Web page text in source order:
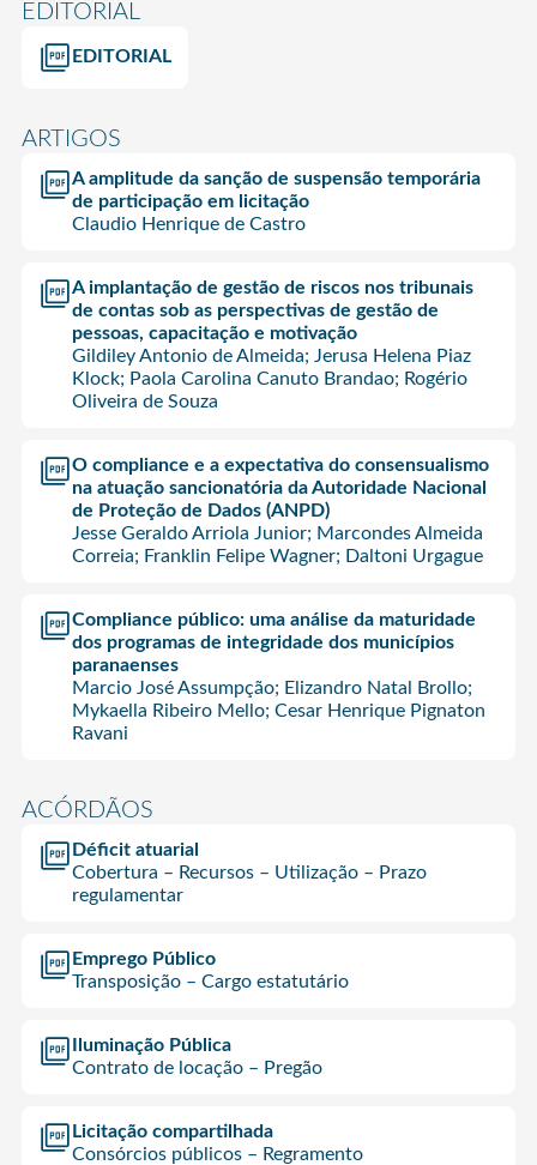
EDITORIAL
EDITORIAL
ARTIGOS
A amplitude da sanção de suspensão temporária
de participação em licitação
Claudio Henrique de Castro
A implantação de gestão de riscos nos tribunais
de contas sob as perspectivas de gestão de
pessoas, capacitação e motivação
Gildiley Antonio de Almeida; Jerusa Helena Piaz
Klock; Paola Carolina Canuto Brandao; Rogério
Oliveira de Souza
O compliance e a expectativa do consensualismo
na atuação sancionatória da Autoridade Nacional
de Proteção de Dados (ANPD)
Jesse Geraldo Arriola Junior; Marcondes Almeida
Correia; Franklin Felipe Wagner; Daltoni Urgague
Compliance público: uma análise da maturidade
dos programas de integridade dos municípios
paranaenses
Marcio José Assumpção; Elizandro Natal Brollo;
Mykaella Ribeiro Mello; Cesar Henrique Pignaton
Ravani
ACÓRDÃOS
Déficit atuarial
Cobertura – Recursos – Utilização – Prazo
regulamentar
Emprego Público
Transposição – Cargo estatutário
Iluminação Pública
Contrato de locação – Pregão
Licitação compartilhada
Consórcios públicos – Regramento